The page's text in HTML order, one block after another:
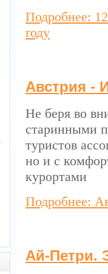
Подробнее:
году
Австрия -
Не беря во
старинными
туристов
но и с
курортами
Подробнее:
Ай-Петри.